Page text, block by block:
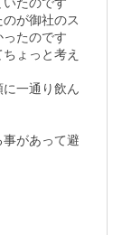
が御社のス
たのです
ょっと考え
一通り飲ん
があって避